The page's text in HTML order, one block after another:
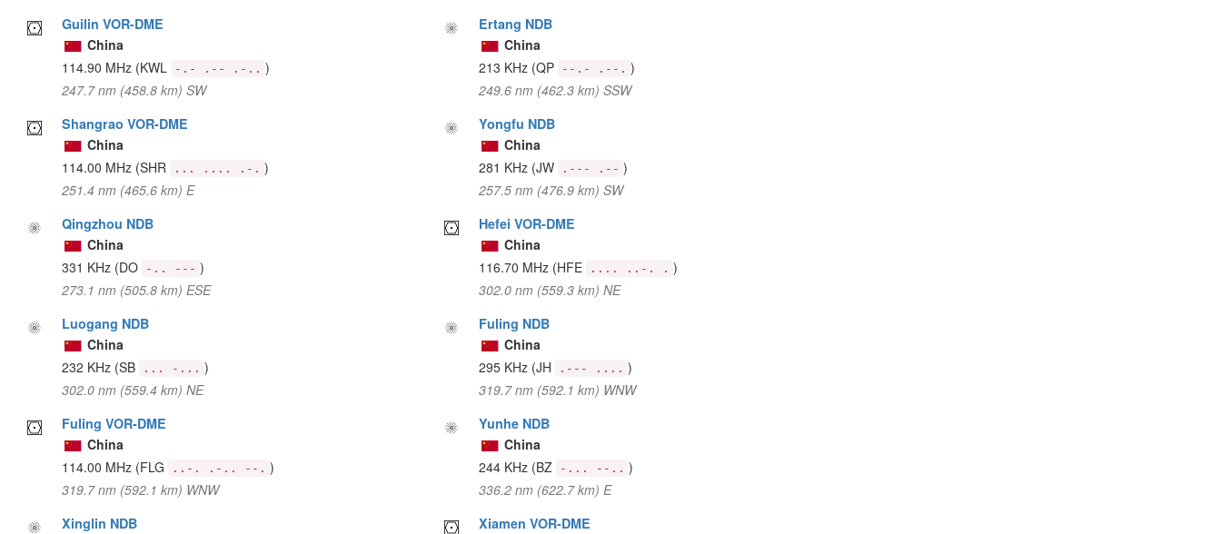
Guilin VOR-DME
China
114.90 MHz (KWL -.- .-- .-.. )
247.7 nm (458.8 km) SW
Ertang NDB
China
213 KHz (QP --.- .--. )
249.6 nm (462.3 km) SSW
Shangrao VOR-DME
China
114.00 MHz (SHR ... .... .-. )
251.4 nm (465.6 km) E
Yongfu NDB
China
281 KHz (JW .--- .-- )
257.5 nm (476.9 km) SW
Qingzhou NDB
China
331 KHz (DO -.. --- )
273.1 nm (505.8 km) ESE
Hefei VOR-DME
China
116.70 MHz (HFE .... ..-. . )
302.0 nm (559.3 km) NE
Luogang NDB
China
232 KHz (SB ... -... )
302.0 nm (559.4 km) NE
Fuling NDB
China
295 KHz (JH .--- .... )
319.7 nm (592.1 km) WNW
Fuling VOR-DME
China
114.00 MHz (FLG ..-. .-.. --. )
319.7 nm (592.1 km) WNW
Yunhe NDB
China
244 KHz (BZ -... --.. )
336.2 nm (622.7 km) E
Xinglin NDB
Xiamen VOR-DME